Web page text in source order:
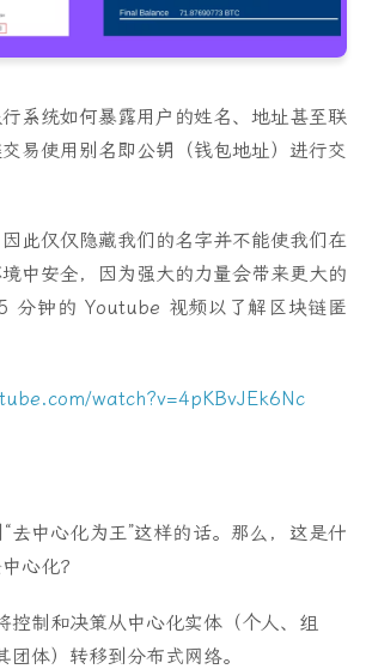
系统如何暴露用户的姓名、地址甚至联
易使用别名即公钥（钱包地址）进行交
此仅仅隐藏我们的名字并不能使我们在
中安全，因为强大的力量会带来更大的
分钟的 Youtube 视频以了解区块链匿
watch?v=4pKBvJEk6Nc
去中心化为 王”这样的话。那么，这是什
心化？
控制和决策从中心化实体（个人、组
团体）转移到分布式网络。